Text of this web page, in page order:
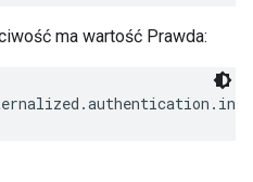
ma wartość Prawda: